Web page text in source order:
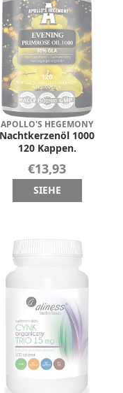
APOLLO'S HEGEMONY
Nachtkerzenöl 1000
120 Kappen.
€13,93
SIEHE